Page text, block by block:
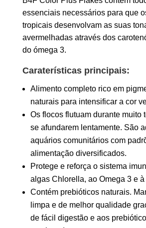
essenciais necessários para que
tropicais desenvolvam as suas
avermelhadas através dos
do ómega 3.
Caraterísticas principais:
Alimento completo rico em
naturais para intensificar a cor
Os flocos flutuam durante muito
se afundarem lentamente. São
aquários comunitários com
alimentação diversificados.
Protege e reforça o sistema
algas Chlorella, ao Omega 3 e
Contém prebióticos naturais.
limpa e de melhor qualidade
de fácil digestão e aos